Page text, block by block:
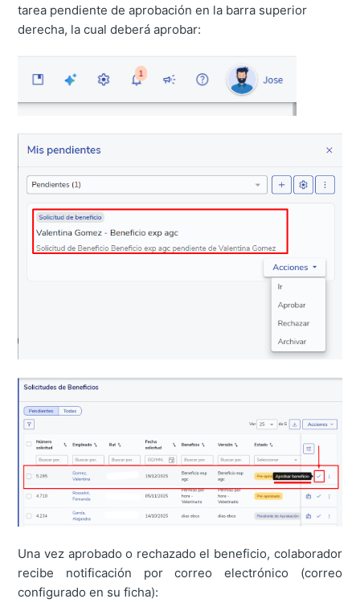
tarea pendiente de aprobación en la barra superior
derecha, la cual deberá aprobar:
Una vez aprobado o rechazado el beneficio, colaborador
recibe notificación por correo electrónico (correo
configurado en su ficha):